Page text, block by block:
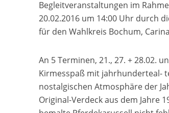
Begleitveranstaltungen im
20.02.2016 um 14:00 Uhr durch
für den Wahlkreis Bochum,
An 5 Terminen, 21., 27. + 28.02.
Kirmesspaß mit jahrhunderteal-
nostalgischen Atmosphäre der
Original-Verdeck aus dem Jahre